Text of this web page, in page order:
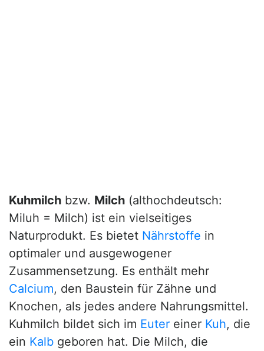
Kuhmilch bzw. Milch (althochdeutsch:
Miluh = Milch) ist ein vielseitiges
Naturprodukt. Es bietet Nährstoffe in
optimaler und ausgewogener
Zusammensetzung. Es enthält mehr
Calcium, den Baustein für Zähne und
Knochen, als jedes andere Nahrungsmittel.
Kuhmilch bildet sich im Euter einer Kuh, die
ein Kalb geboren hat. Die Milch, die